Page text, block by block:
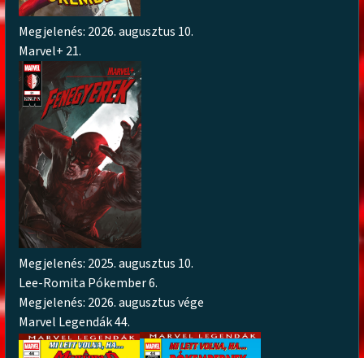
Megjelenés: 2026. augusztus 10.
Marvel+ 21.
Megjelenés: 2025. augusztus 10.
Lee-Romita Pókember 6.
Megjelenés: 2026. augusztus vége
Marvel Legendák 44.